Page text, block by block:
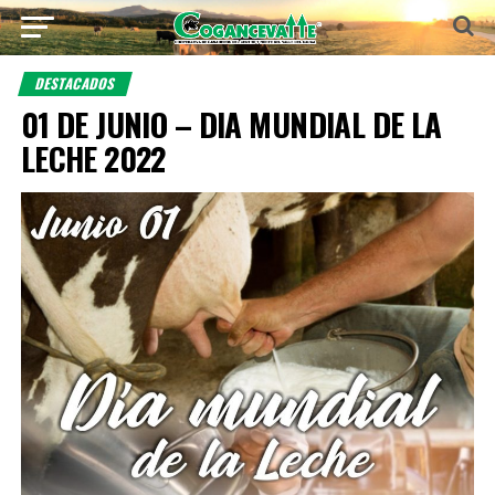
DESTACADOS
01 DE JUNIO – DIA MUNDIAL DE LA
LECHE 2022